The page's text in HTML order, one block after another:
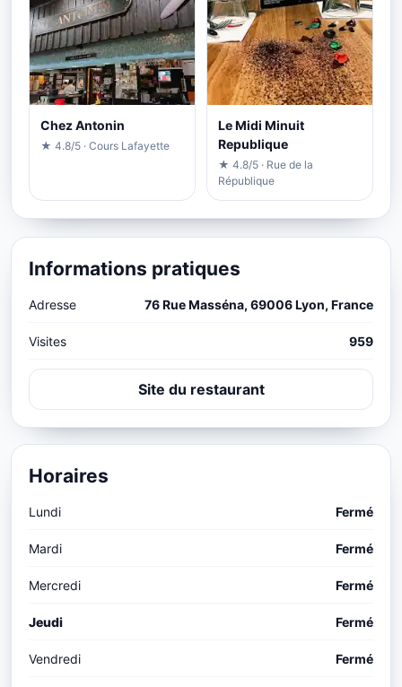
Chez Antonin
★ 4.8/5 · Cours Lafayette
Le Midi Minuit
Republique
★ 4.8/5 · Rue de la
République
Informations pratiques
Adresse 76 Rue Masséna, 69006 Lyon, France
Visites 959
Site du restaurant
Horaires
Lundi Fermé
Mardi Fermé
Mercredi Fermé
Jeudi Fermé
Vendredi Fermé